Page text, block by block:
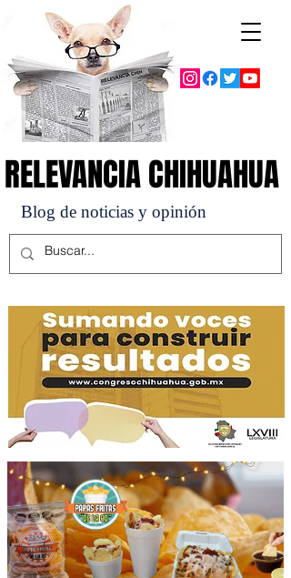
Blog de noticias y opinión
RELEVANCIA CHIHUAHUA
RELEVANCIA CHIHUAHUA